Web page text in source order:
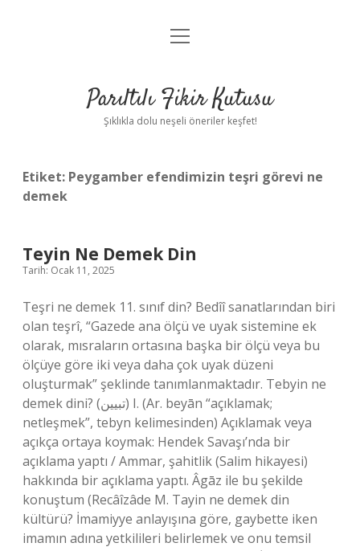
Anasayfa
Yasal Uyarı
menüyü
Parıltılı Fikir Kutusu
Şıklıkla dolu neşeli öneriler keşfet!
Etiket: Peygamber efendimizin teşri görevi ne
demek
Teyin Ne Demek Din
Tarih: Ocak 11, 2025
Teşri ne demek 11. sınıf din? Bedîî sanatlarından biri
olan teşrî, “Gazede ana ölçü ve uyak sistemine ek
olarak, mısraların ortasına başka bir ölçü veya bu
ölçüye göre iki veya daha çok uyak düzeni
oluşturmak” şeklinde tanımlanmaktadır. Tebyin ne
demek dini? (ﺗﺒﻴﻴﻦ) I. (Ar. beyān “açıklamak;
netleşmek”, tebyn kelimesinden) Açıklamak veya
açıkça ortaya koymak: Hendek Savaşı’nda bir
açıklama yaptı / Ammar, şahitlik (Salim hikayesi)
hakkında bir açıklama yaptı. Âgāz ile bu şekilde
konuştum (Recâîzâde M. Tayin ne demek din
kültürü? İmamiyye anlayışına göre, gaybette iken
imamın adına yetkilileri belirlemek ve onu temsil